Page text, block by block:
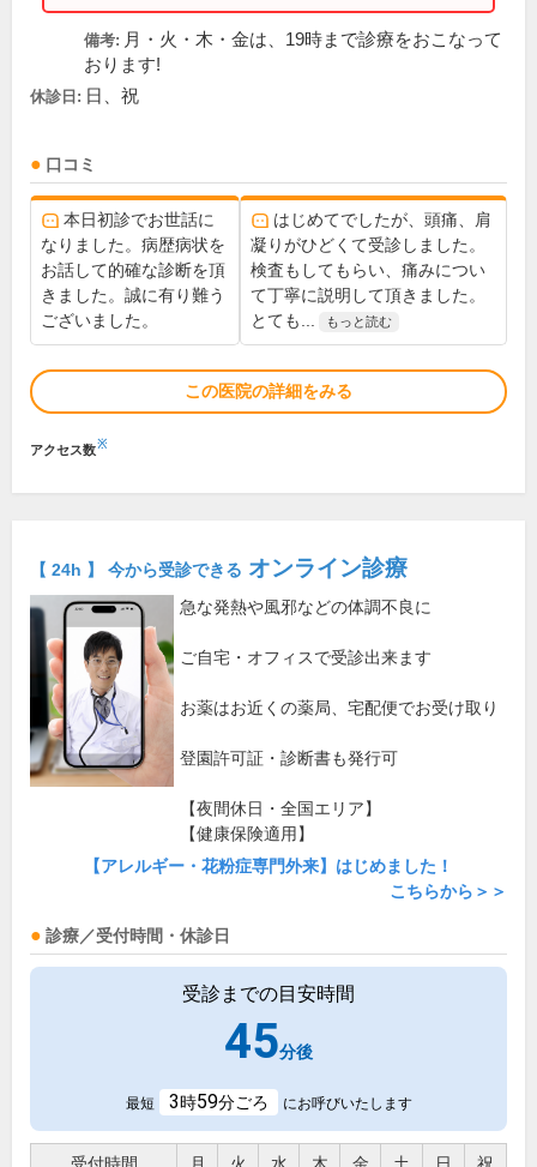
備考: 月・火・木・金は、19時まで診療をおこなって
おります!
休診日: 日、祝
口コミ
本日初診でお世話に
なりました。病歴病状を
お話して的確な診断を頂
きました。誠に有り難う
ございました。
はじめてでしたが、頭痛、肩
凝りがひどくて受診しました。
検査もしてもらい、痛みについ
て丁寧に説明して頂きました。
とても...
もっと読む
この医院の詳細をみる
アクセス数※
【 24h 】 今から受診できる オンライン診療
急な発熱や風邪などの体調不良に
ご自宅・オフィスで受診出来ます
お薬はお近くの薬局、宅配便でお受け取り
登園許可証・診断書も発行可
【夜間休日・全国エリア】
【健康保険適用】
【アレルギー・花粉症専門外来】はじめました！
こちらから＞＞
診療／受付時間・休診日
受診までの目安時間
45分後
最短 3時59分ごろ にお呼びいたします